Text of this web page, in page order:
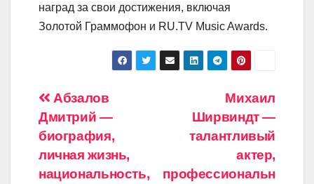
наград за свои достижения, включая
Золотой Граммофон и RU.TV Music Awards.
Навигация
по
записям
Михаил
Ширвиндт —
талантливый
актер,
профессиональн
Абзалов
Дмитрий —
биография,
личная жизнь,
национальность,